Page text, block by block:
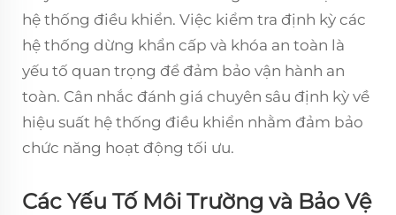
hệ thống điều khiển. Việc kiểm tra định kỳ các
hệ thống dừng khẩn cấp và khóa an toàn là
yếu tố quan trọng để đảm bảo vận hành an
toàn. Cân nhắc đánh giá chuyên sâu định kỳ về
hiệu suất hệ thống điều khiển nhằm đảm bảo
chức năng hoạt động tối ưu.
Các Yếu Tố Môi Trường và Bảo Vệ